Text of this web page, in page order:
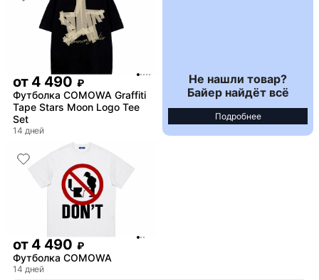
от 4 490 ₽
Футболка COMOWA Graffiti
Tape Stars Moon Logo Tee
Set
14 дней
Не нашли товар?
Байер найдёт всё
Подробнее
от 4 490 ₽
Футболка COMOWA
14 дней